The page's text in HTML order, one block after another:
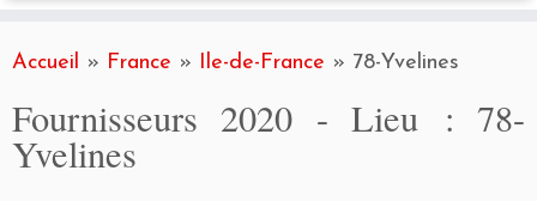
toAccueil » France » Ile-de-France » 78-Yvelines
Fournisseurs 2020 - Lieu : 78-
Yvelines